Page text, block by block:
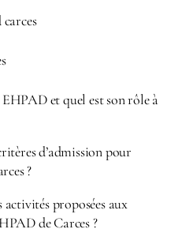
carces
EHPAD et quel est son rôle à
d’admission pour
?
activités proposées aux
de Carces ?